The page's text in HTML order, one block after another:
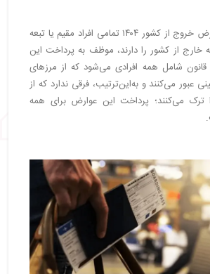
بر اساس قوانین عوارض خروج از کشور ۱۴۰۴ تمامی افراد مقیم یا تبعه
خارج از کشور را دارند، موظف به پرداخت این
شامل همه افرادی می‌شود که از مرزهای
عبور می‌کنند و به‌این‌ترتیب، فرقی ندارد که از
می‌کنند؛ پرداخت این عوارض برای همه